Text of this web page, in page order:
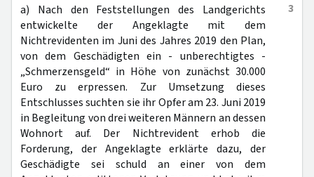
3
a) Nach den Feststellungen des Landgerichts
entwickelte der Angeklagte mit dem
Nichtrevidenten im Juni des Jahres 2019 den Plan,
von dem Geschädigten ein - unberechtigtes -
„Schmerzensgeld“ in Höhe von zunächst 30.000
Euro zu erpressen. Zur Umsetzung dieses
Entschlusses suchten sie ihr Opfer am 23. Juni 2019
in Begleitung von drei weiteren Männern an dessen
Wohnort auf. Der Nichtrevident erhob die
Forderung, der Angeklagte erklärte dazu, der
Geschädigte sei schuld an einer von dem